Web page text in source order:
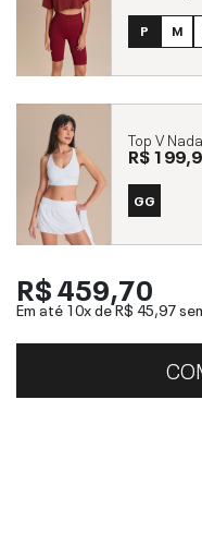
P M
Top V
R$
GG
R$ 459,70
Em até 10x deR$ 45,97